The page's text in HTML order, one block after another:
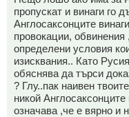
пропускат и винаги го
Англосаксонците
провокации,
определени условия
изисквания.. Като
обяснява да търси
? Глу..пак наивен
никой
означава ,че е вярно и